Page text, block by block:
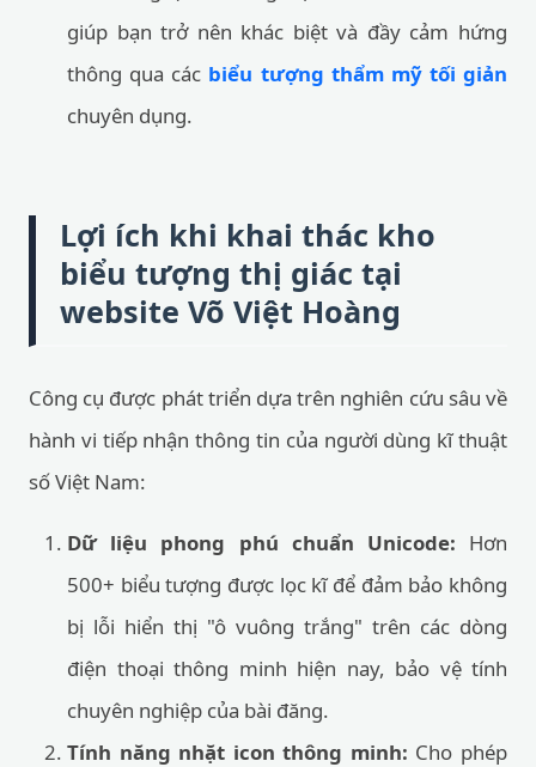
giúp bạn trở nên khác biệt và đầy cảm hứng
thông qua các biểu tượng thẩm mỹ tối giản
chuyên dụng.
Lợi ích khi khai thác kho
biểu tượng thị giác tại
website Võ Việt Hoàng
Công cụ được phát triển dựa trên nghiên cứu sâu về
hành vi tiếp nhận thông tin của người dùng kĩ thuật
số Việt Nam:
Dữ liệu phong phú chuẩn Unicode: Hơn
500+ biểu tượng được lọc kĩ để đảm bảo không
bị lỗi hiển thị "ô vuông trắng" trên các dòng
điện thoại thông minh hiện nay, bảo vệ tính
chuyên nghiệp của bài đăng.
Tính năng nhặt icon thông minh: Cho phép